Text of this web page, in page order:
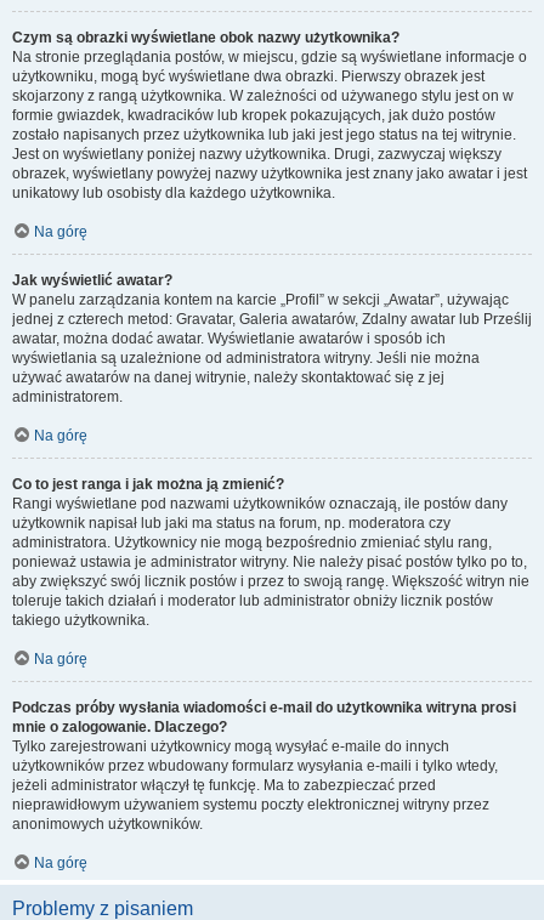
Czym są obrazki wyświetlane obok nazwy użytkownika?
Na stronie przeglądania postów, w miejscu, gdzie są wyświetlane informacje o
użytkowniku, mogą być wyświetlane dwa obrazki. Pierwszy obrazek jest
skojarzony z rangą użytkownika. W zależności od używanego stylu jest on w
formie gwiazdek, kwadracików lub kropek pokazujących, jak dużo postów
zostało napisanych przez użytkownika lub jaki jest jego status na tej witrynie.
Jest on wyświetlany poniżej nazwy użytkownika. Drugi, zazwyczaj większy
obrazek, wyświetlany powyżej nazwy użytkownika jest znany jako awatar i jest
unikatowy lub osobisty dla każdego użytkownika.
Na górę
Jak wyświetlić awatar?
W panelu zarządzania kontem na karcie „Profil” w sekcji „Awatar”, używając
jednej z czterech metod: Gravatar, Galeria awatarów, Zdalny awatar lub Prześlij
awatar, można dodać awatar. Wyświetlanie awatarów i sposób ich
wyświetlania są uzależnione od administratora witryny. Jeśli nie można
używać awatarów na danej witrynie, należy skontaktować się z jej
administratorem.
Na górę
Co to jest ranga i jak można ją zmienić?
Rangi wyświetlane pod nazwami użytkowników oznaczają, ile postów dany
użytkownik napisał lub jaki ma status na forum, np. moderatora czy
administratora. Użytkownicy nie mogą bezpośrednio zmieniać stylu rang,
ponieważ ustawia je administrator witryny. Nie należy pisać postów tylko po to,
aby zwiększyć swój licznik postów i przez to swoją rangę. Większość witryn nie
toleruje takich działań i moderator lub administrator obniży licznik postów
takiego użytkownika.
Na górę
Podczas próby wysłania wiadomości e-mail do użytkownika witryna prosi
mnie o zalogowanie. Dlaczego?
Tylko zarejestrowani użytkownicy mogą wysyłać e-maile do innych
użytkowników przez wbudowany formularz wysyłania e-maili i tylko wtedy,
jeżeli administrator włączył tę funkcję. Ma to zabezpieczać przed
nieprawidłowym używaniem systemu poczty elektronicznej witryny przez
anonimowych użytkowników.
Na górę
Problemy z pisaniem